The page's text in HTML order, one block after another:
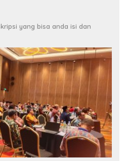
yang bisa anda isi dan